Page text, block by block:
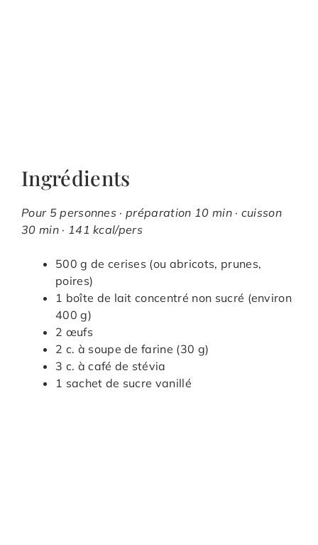
Ingrédients
Pour 5 personnes · préparation 10 min · cuisson
30 min · 141 kcal/pers
500 g de cerises (ou abricots, prunes,
poires)
1 boîte de lait concentré non sucré (environ
400 g)
2 œufs
2 c. à soupe de farine (30 g)
3 c. à café de stévia
1 sachet de sucre vanillé